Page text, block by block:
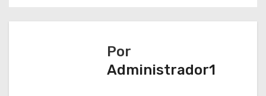
g
Por
Administrador1